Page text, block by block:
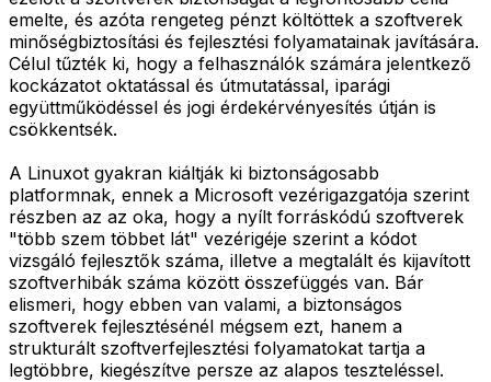
emelte, és azóta rengeteg pénzt költöttek a szoftverek
minőségbiztosítási és fejlesztési folyamatainak javítására.
Célul tűzték ki, hogy a felhasználók számára jelentkező
kockázatot oktatással és útmutatással, iparági
együttműködéssel és jogi érdekérvényesítés útján is
csökkentsék.
A Linuxot gyakran kiáltják ki biztonságosabb
platformnak, ennek a Microsoft vezérigazgatója szerint
részben az az oka, hogy a nyílt forráskódú szoftverek
"több szem többet lát" vezérigéje szerint a kódot
vizsgáló fejlesztők száma, illetve a megtalált és kijavított
szoftverhibák száma között összefüggés van. Bár
elismeri, hogy ebben van valami, a biztonságos
szoftverek fejlesztésénél mégsem ezt, hanem a
strukturált szoftverfejlesztési folyamatokat tartja a
legtöbbre, kiegészítve persze az alapos teszteléssel.